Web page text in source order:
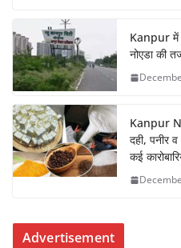
Kanpur में
नोएडा की
Kanpur
दही, पनीर
कई
Advertisement